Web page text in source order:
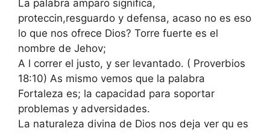
La palabra amparo significa,
proteccin,resguardo y defensa, acaso no es eso
lo que nos ofrece Dios? Torre fuerte es el
nombre de Jehov;
A l correr el justo, y ser levantado. ( Proverbios
18:10) As mismo vemos que la palabra
Fortaleza es; la capacidad para soportar
problemas y adversidades.
La naturaleza divina de Dios nos deja ver qu es